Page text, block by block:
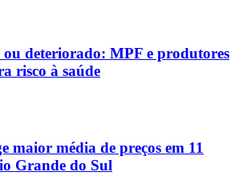
ou deteriorado: MPF e produtores
risco à saúde
maior média de preços em 11
Grande do Sul